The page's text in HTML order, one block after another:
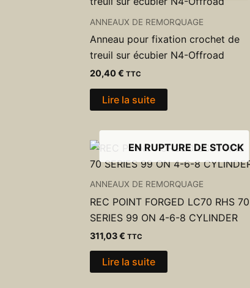
ANNEAUX DE REMORQUAGE
Anneau pour fixation crochet de
treuil sur écubier N4-Offroad
20,40€ TTC
Lire la suite
EN RUPTURE DE STOCK
ANNEAUX DE REMORQUAGE
REC POINT FORGED LC70 RHS 70
SERIES 99 ON 4-6-8 CYLINDER
311,03€ TTC
Lire la suite